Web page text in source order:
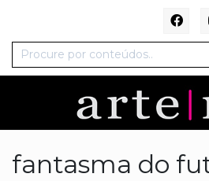
fantasma do